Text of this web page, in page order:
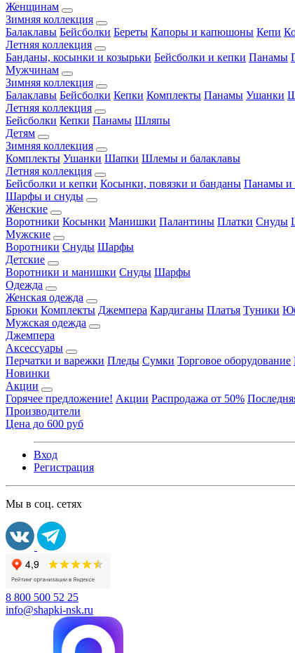
Женщинам
Зимняя коллекция
Балаклавы Бейсболки Береты Капоры и капюшоны Кепи
Летняя коллекция
Банданы, косынки и козырьки Бейсболки и кепки Панамы
Мужчинам
Зимняя коллекция
Балаклавы Бейсболки Кепки Комплекты Панамы Ушанки
Летняя коллекция
Бейсболки Кепки Панамы Шляпы
Детям
Зимняя коллекция
Комплекты Ушанки Шапки Шлемы и балаклавы
Летняя коллекция
Бейсболки и кепки Косынки, повязки и банданы Панамы и
Шарфы и снуды
Женские
Воротники Косынки Манишки Палантины Платки Снуды
Мужские
Воротники Снуды Шарфы
Детские
Воротники и манишки Снуды Шарфы
Одежда
Женская одежда
Брюки Комплекты Джемпера Кардиганы Платья Туники
Мужская одежда
Джемпера
Аксессуары
Перчатки и варежки Пледы Сумки Торговое оборудование
Новинки
Акции
Горячее предложение! Акции Распродажа от 50%
Производители
Цена до 600 руб
Вход
Регистрация
Мы в соц. сетях
8 800 500 52 25
info@shapki-nsk.ru